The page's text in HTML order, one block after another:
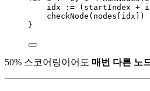
idx
:= ( startIndex + i
checkNode ( nodes idx ])
}
50% 스코어링이어도 매번 다른 노